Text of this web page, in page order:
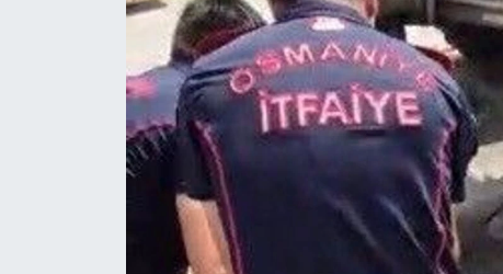
YEREL HABER
Haberde insan